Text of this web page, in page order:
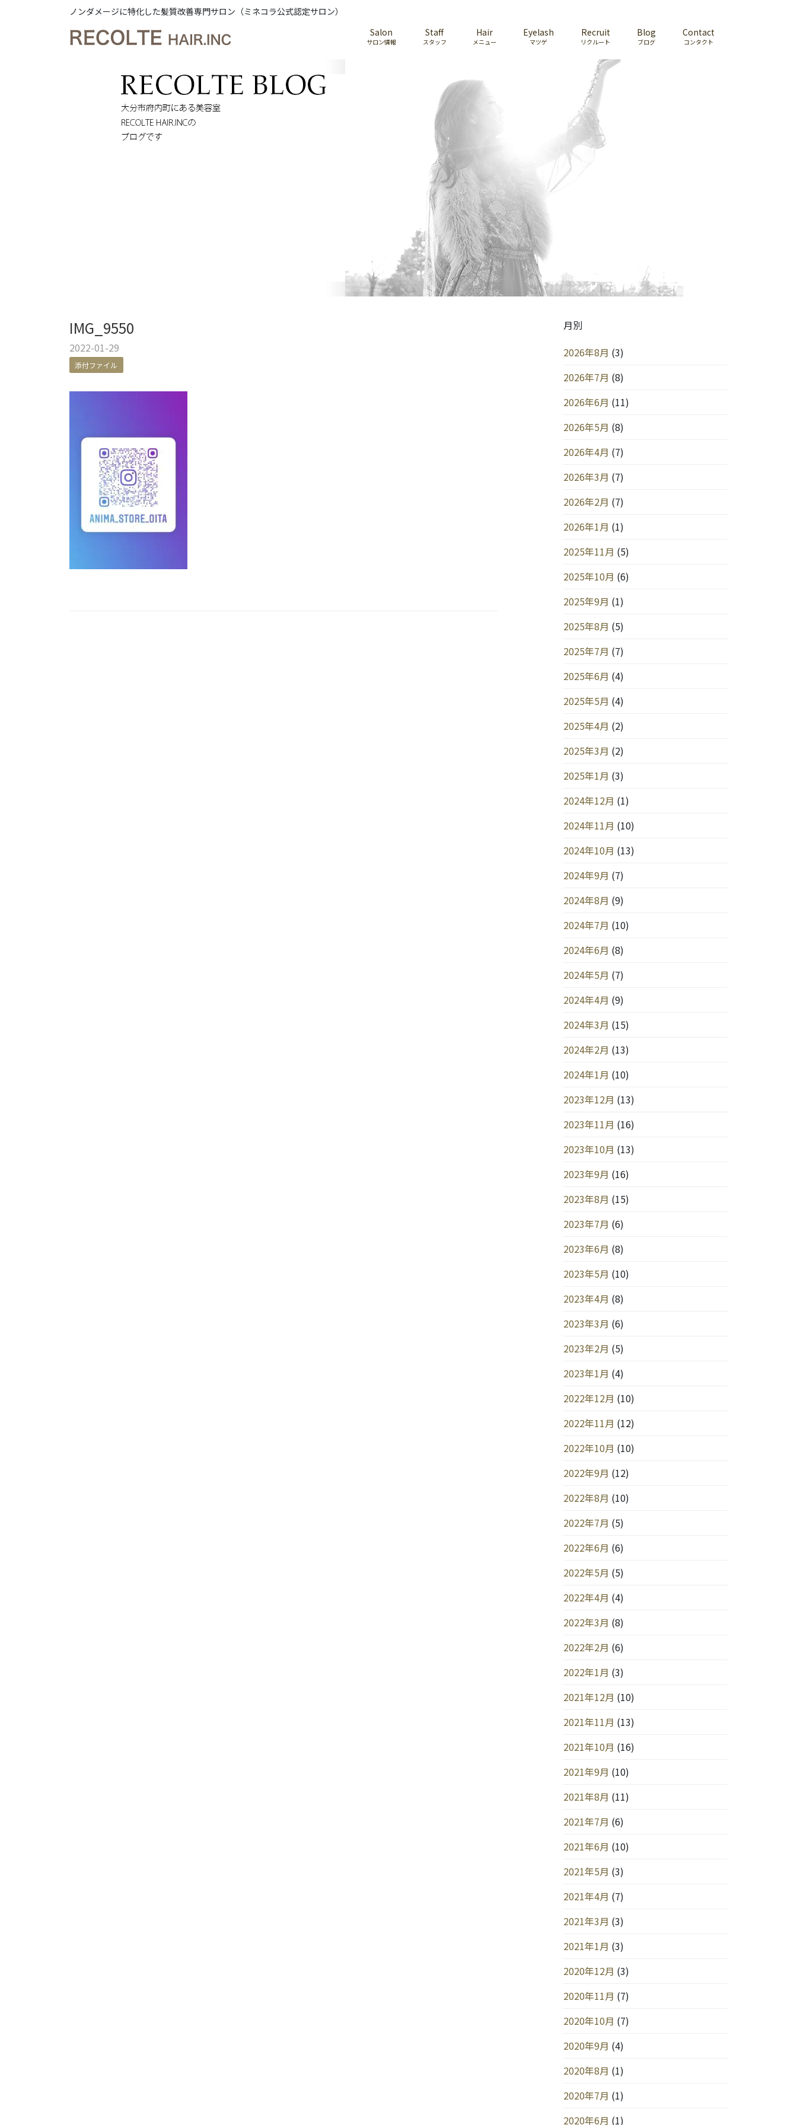
ノンダメージに特化した髪質改善専門サロン（ミネコラ公式認定サロン）
Salon
サロン情報
Staff
スタッフ
Hair
メニュー
Eyelash
マツゲ
Recruit
リクルート
Blog
ブログ
Contact
コンタクト
IMG_9550
2022-01-29
添付ファイル
月別
2026年8月 (3)
2026年7月 (8)
2026年6月 (11)
2026年5月 (8)
2026年4月 (7)
2026年3月 (7)
2026年2月 (7)
2026年1月 (1)
2025年11月 (5)
2025年10月 (6)
2025年9月 (1)
2025年8月 (5)
2025年7月 (7)
2025年6月 (4)
2025年5月 (4)
2025年4月 (2)
2025年3月 (2)
2025年1月 (3)
2024年12月 (1)
2024年11月 (10)
2024年10月 (13)
2024年9月 (7)
2024年8月 (9)
2024年7月 (10)
2024年6月 (8)
2024年5月 (7)
2024年4月 (9)
2024年3月 (15)
2024年2月 (13)
2024年1月 (10)
2023年12月 (13)
2023年11月 (16)
2023年10月 (13)
2023年9月 (16)
2023年8月 (15)
2023年7月 (6)
2023年6月 (8)
2023年5月 (10)
2023年4月 (8)
2023年3月 (6)
2023年2月 (5)
2023年1月 (4)
2022年12月 (10)
2022年11月 (12)
2022年10月 (10)
2022年9月 (12)
2022年8月 (10)
2022年7月 (5)
2022年6月 (6)
2022年5月 (5)
2022年4月 (4)
2022年3月 (8)
2022年2月 (6)
2022年1月 (3)
2021年12月 (10)
2021年11月 (13)
2021年10月 (16)
2021年9月 (10)
2021年8月 (11)
2021年7月 (6)
2021年6月 (10)
2021年5月 (3)
2021年4月 (7)
2021年3月 (3)
2021年1月 (3)
2020年12月 (3)
2020年11月 (7)
2020年10月 (7)
2020年9月 (4)
2020年8月 (1)
2020年7月 (1)
2020年6月 (1)